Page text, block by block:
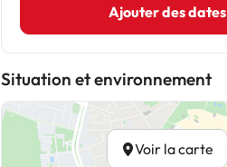
Ajouter des dates
Situation et environnement
Voir la carte